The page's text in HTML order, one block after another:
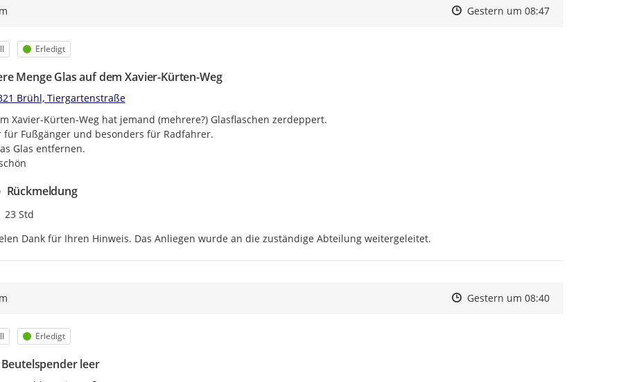
Zeitpunkt des Erstellens
Zeitpunkt des Erstellens
Gestern um 08:47Zur Äußerung
Status
Erledigt
Menge Glas auf dem Xavier-Kürten-Weg
Brühl, Tiergartenstraße
Xavier-Kürten-Weg hat jemand (mehrere?) Glasflaschen zerdeppert.
für Fußgänger und besonders für Radfahrer.
Glas entfernen.
Rückmeldung
Zeitpunkt des Erstellens
23 Std
Dank für Ihren Hinweis. Das Anliegen wurde an die zuständige Abteilung weitergeleitet.
Zeitpunkt des Erstellens
Zeitpunkt des Erstellens
Gestern um 08:40Zur Äußerung
Status
Erledigt
leer